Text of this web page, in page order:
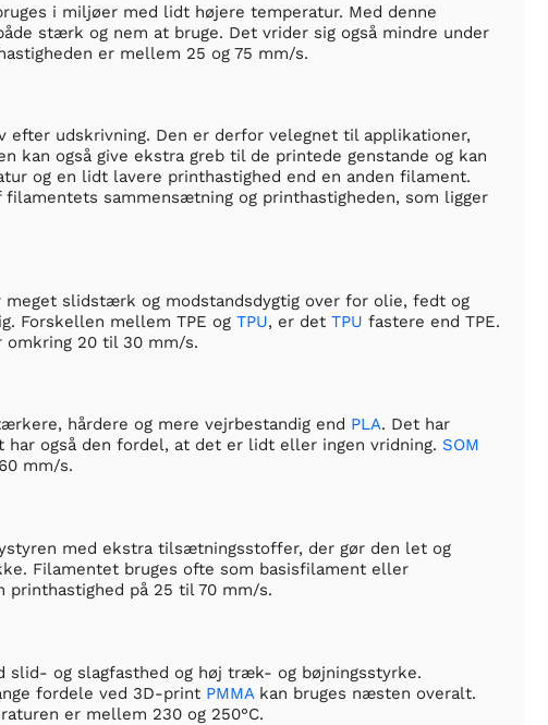
i miljøer med lidt højere temperatur. Med denne
stærk og nem at bruge. Det vrider sig også mindre under
er mellem 25 og 75 mm/s.
udskrivning. Den er derfor velegnet til applikationer,
også give ekstra greb til de printede genstande og kan
og en lidt lavere printhastighed end en anden filament.
sammensætning og printhastigheden, som ligger
slidstærk og modstandsdygtig over for olie, fedt og
Forskellen mellem TPE og TPU, er det TPU fastere end TPE.
omkring 20 til 30 mm/s.
hårdere og mere vejrbestandig end PLA. Det har
har også den fordel, at det er lidt eller ingen vridning. SOM
mm/s.
med ekstra tilsætningsstoffer, der gør den let og
Filamentet bruges ofte som basisfilament eller
printhastighed på 25 til 70 mm/s.
slid- og slagfasthed og høj træk- og bøjningsstyrke.
fordele ved 3D-print PMMA kan bruges næsten overalt.
er mellem 230 og 250°C.